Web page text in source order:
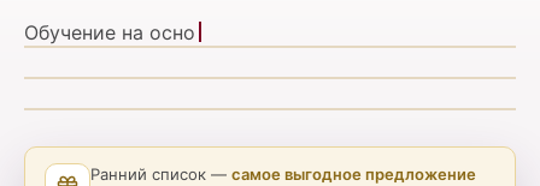
Обучение на основе
Ранний список — самое выгодное предложение